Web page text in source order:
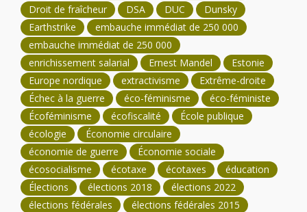
Droit de fraîcheur
DSA DUC
Dunsky
Earthstrike
embauche immédiat de 250 000
embauche immédiat de 250 000
enrichissement salarial
Ernest Mandel
Estonie
Europe nordique
extractivisme
Extrême-droite
Échec à la guerre
éco-féminisme
éco-féministe
Écoféminisme
écofiscalité
École publique
écologie
Économie circulaire
économie de guerre
Économie sociale
écosocialisme
écotaxe écotaxes
éducation
Élections
élections 2018
élections 2022
élections fédérales
élections fédérales 2015